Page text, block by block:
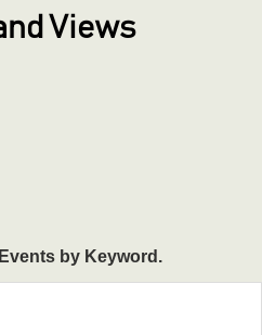
Views
by Keyword.